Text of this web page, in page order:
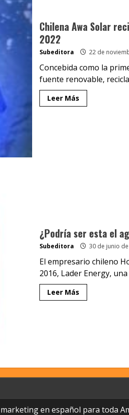
Chilena Awa Solar
2022
Subeditora 22 de
Concebida como la
fuente renovable,
Leer Más
¿Podría ser esta el
Subeditora 30 de junio de
El empresario chileno
2016, Lader Energy, una
Leer Más
en español para toda